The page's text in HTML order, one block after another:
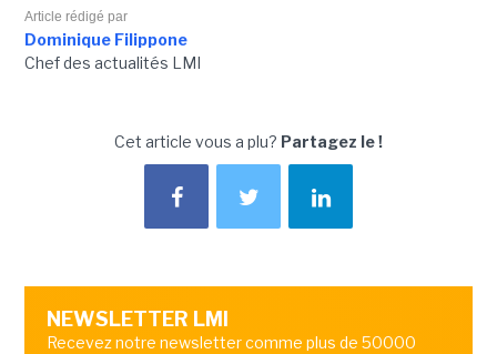
Article rédigé par
Dominique Filippone
Chef des actualités LMI
Cet article vous a plu? Partagez le !
NEWSLETTER LMI
Recevez notre newsletter comme plus de 50000